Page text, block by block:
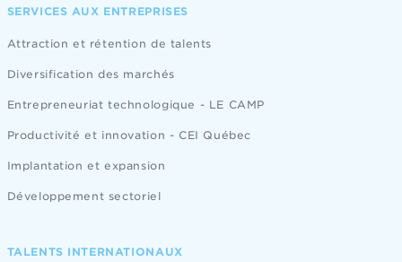
SERVICES AUX ENTREPRISES
Attraction et rétention de talents
Diversification des marchés
Entrepreneuriat technologique - LE CAMP
Productivité et innovation - CEI Québec
Implantation et expansion
Développement sectoriel
TALENTS INTERNATIONAUX